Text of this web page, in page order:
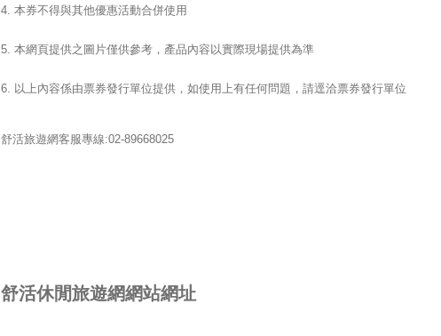
4. 本券不得與其他優惠活動合併使用
5. 本網頁提供之圖片僅供參考，產品內容以實際現場提供為準
6. 以上內容係由票券發行單位提供，如使用上有任何問題，請逕洽票券發行單位
舒活旅遊網客服專線:02-89668025
舒活休閒旅遊網網站網址